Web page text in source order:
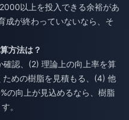
以上を投入できる余裕があ
成が終わっていないなら、そ
方法は？
認、(2) 理論上の向上率を算
めの樹脂を見積もる、(4) 他
の向上が見込めるなら、樹脂
。